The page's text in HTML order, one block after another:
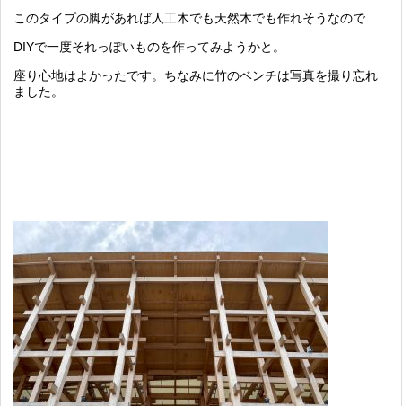
このタイプの脚があれば人工木でも天然木でも作れそうなので
DIYで一度それっぽいものを作ってみようかと。
座り心地はよかったです。ちなみに竹のベンチは写真を撮り忘れ
ました。